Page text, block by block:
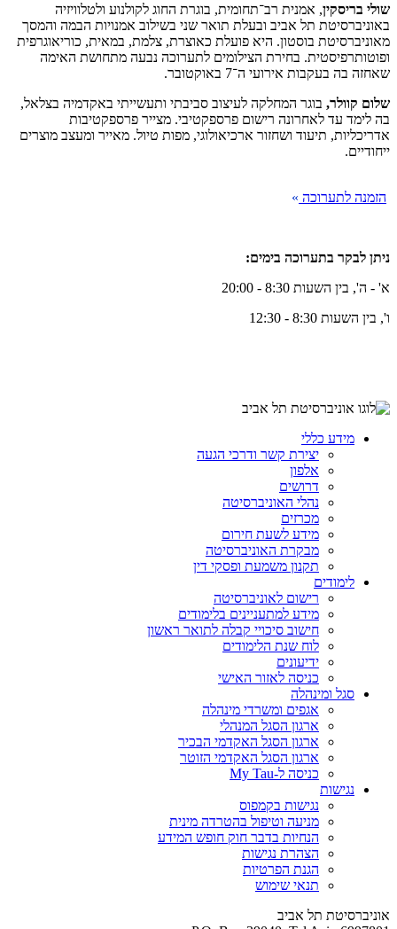
שולי בריסקין, אמנית רב־תחומית, בוגרת החוג לקולנוע ולטלוויזיה
באוניברסיטת תל אביב ובעלת תואר שני בשילוב אמנויות הבמה והמסך
מאוניברסיטת בוסטון. היא פועלת כאוצרת, צלמת, במאית, כוריאוגרפית
ופוטותרפיסטית. בחירת הצילומים לתערוכה נבעה מתחושת האימה
שאחזה בה בעקבות אירועי ה־7 באוקטובר.
שלום קוולר, בוגר המחלקה לעיצוב סביבתי ותעשייתי באקדמיה בצלאל,
בה לימד עד לאחרונה רישום פרספקטיבי. מצייר פרספקטיבות
אדריכליות, תיעוד ושחזור ארכיאולוגי, מפות טיול. מאייר ומעצב מוצרים
ייחודיים.
הזמנה לתערוכה »
ניתן לבקר בתערוכה בימים:
א' - ה', בין השעות 8:30 - 20:00
ו', בין השעות 8:30 - 12:30
מידע כללי
יצירת קשר ודרכי הגעה
אלפון
דרושים
נהלי האוניברסיטה
מכרזים
מידע לשעת חירום
מבקרת האוניברסיטה
תקנון משמעת ופסקי דין
לימודים
רישום לאוניברסיטה
מידע למתעניינים בלימודים
חישוב סיכויי קבלה לתואר ראשון
לוח שנת הלימודים
ידיעונים
כניסה לאזור האישי
סגל ומינהלה
אגפים ומשרדי מינהלה
ארגון הסגל המנהלי
ארגון הסגל האקדמי הבכיר
ארגון הסגל האקדמי הזוטר
כניסה ל-My Tau
נגישות
נגישות בקמפוס
מניעה וטיפול בהטרדה מינית
הנחיות בדבר חוק חופש המידע
הצהרת נגישות
הגנת הפרטיות
תנאי שימוש
אוניברסיטת תל אביב